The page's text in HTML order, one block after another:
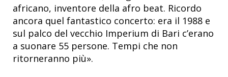
africano, inventore della afro beat. Ricordo
ancora quel fantastico concerto: era il 1988 e
sul palco del vecchio Imperium di Bari c’erano
a suonare 55 persone. Tempi che non
ritorneranno più».